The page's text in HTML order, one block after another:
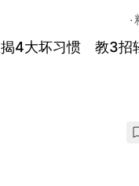
4大坏习惯 教3招